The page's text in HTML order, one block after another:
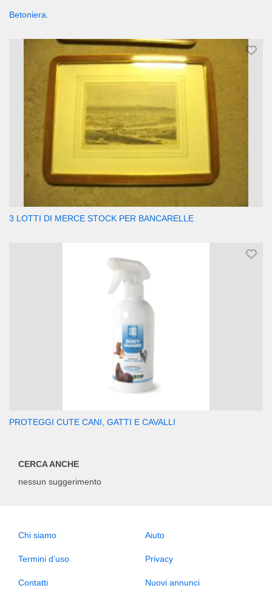
Betoniera.
3 LOTTI DI MERCE STOCK PER BANCARELLE
PROTEGGI CUTE CANI, GATTI E CAVALLI
CERCA ANCHE
nessun suggerimento
Chi siamo Aiuto
Termini d’uso Privacy
Contatti Nuovi annunci